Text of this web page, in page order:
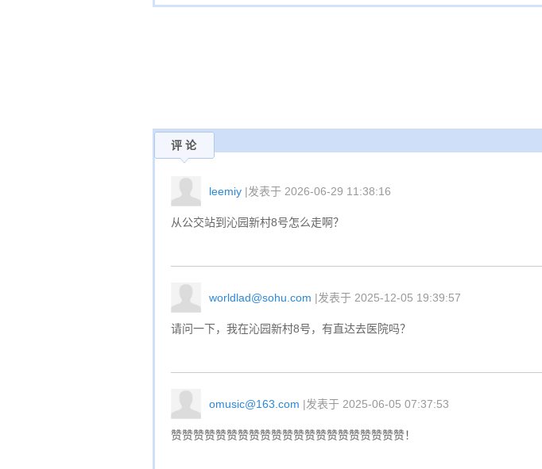
评 论
leemiy |发表于 2026-06-29 11:38:16
从公交站到沁园新村8号怎么走啊？
worldlad@sohu.com |发表于 2025-12-05 19:39:57
请问一下，我在沁园新村8号，有直达去医院吗？
omusic@163.com |发表于 2025-06-05 07:37:53
赞赞赞赞赞赞赞赞赞赞赞赞赞赞赞赞赞赞赞赞赞！